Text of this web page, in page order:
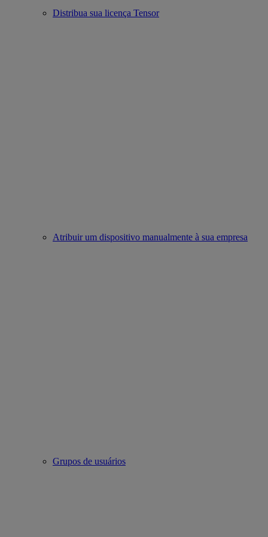
Distribua sua licença Tensor
Atribuir um dispositivo manualmente à sua empresa
Grupos de usuários